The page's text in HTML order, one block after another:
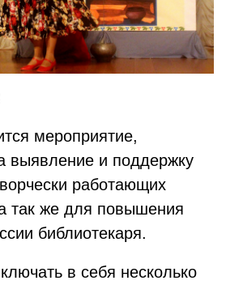
мероприятие,
выявление и поддержку
работающих
так же для повышения
библиотекаря.
в себя несколько